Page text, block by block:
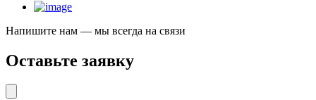
Напишите нам — мы всегда на связи
Оставьте заявку